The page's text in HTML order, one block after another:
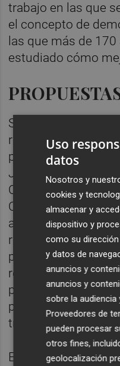
trabajo en las que
el concepto de
las que más de
estudiado cómo
Siete escolares han
representación de
procedente de los
Juan Comenius,
CEIP La Fonteta y
Cámara. Diversas
al capítulo de
residuos,
papeleras o la
respetan el
proponer la
para que los
través de la pintura.
El capítulo de
Uso
datos
Nosotros y
cookies y
almacenar y
dispositivo y
como su
y datos de
anuncios y
anuncios y
sobre la
Proveedores de
pueden procesar
otros fines,
geolocalización